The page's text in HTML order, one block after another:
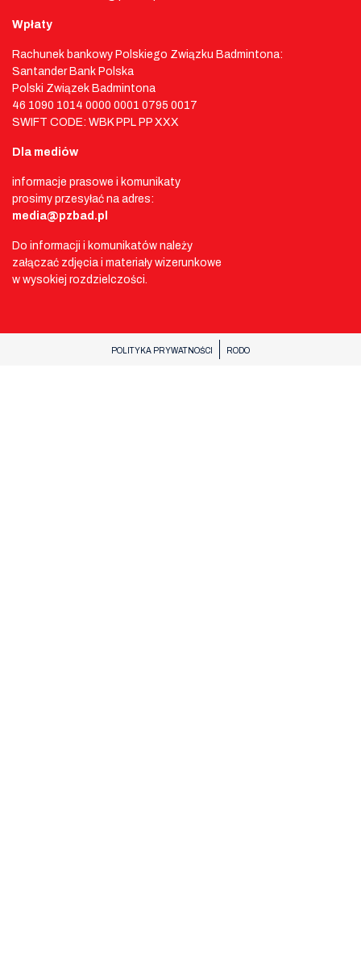
Wpłaty
Rachunek bankowy Polskiego Związku Badmintona:
Santander Bank Polska
Polski Związek Badmintona
46 1090 1014 0000 0001 0795 0017
SWIFT CODE: WBK PPL PP XXX
Dla mediów
informacje prasowe i komunikaty
prosimy przesyłać na adres:
media@pzbad.pl
Do informacji i komunikatów należy
załączać zdjęcia i materiały wizerunkowe
w wysokiej rozdzielczości.
POLITYKA PRYWATNOŚCI RODO